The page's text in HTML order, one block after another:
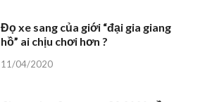
Đọ xe sang của giới “đại gia giang
hồ” ai chịu chơi hơn ?
11/04/2020